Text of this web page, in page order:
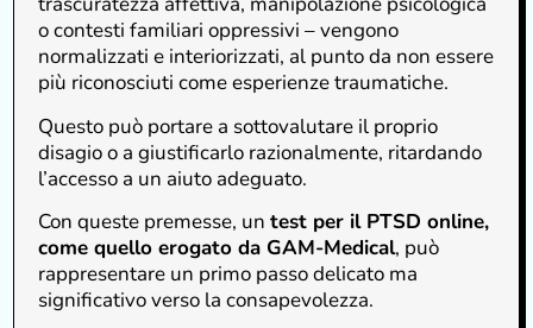
o contesti familiari oppressivi – vengono
normalizzati e interiorizzati, al punto da non essere
più riconosciuti come esperienze traumatiche.
Questo può portare a sottovalutare il proprio
disagio o a giustificarlo razionalmente, ritardando
l’accesso a un aiuto adeguato.
Con queste premesse, untest per il PTSD online,
come quello erogato da GAM-Medical, può
rappresentare un primo passo delicato ma
significativo verso la consapevolezza.